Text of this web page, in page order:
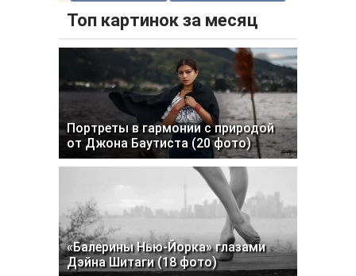
Топ картинок за месяц
Портреты в гармонии с природой
от Джона Баутиста (20 фото)
«Балерины Нью-Йорка» глазами
Дэйна Шитаги (18 фото)